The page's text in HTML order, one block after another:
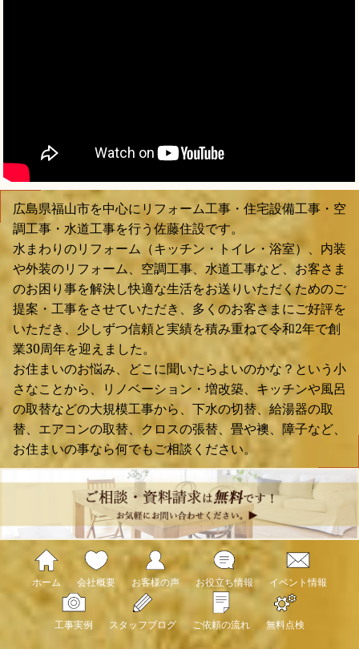
広島県福山市を中心にリフォーム工事・住宅設備工事・空
調工事・水道工事を行う佐藤住設です。
水まわりのリフォーム（キッチン・トイレ・浴室）、内装
や外装のリフォーム、空調工事、水道工事など、お客さま
のお困り事を解決し快適な生活をお送りいただくためのご
提案・工事をさせていただき、多くのお客さまにご好評を
いただき、少しずつ信頼と実績を積み重ねて令和2年で創
業30周年を迎えました。
お住まいのお悩み、どこに聞いたらよいのかな？という小
さなことから、リノベーション・増改築、キッチンや風呂
の取替などの大規模工事から、下水の切替、給湯器の取
替、エアコンの取替、クロスの張替、畳や襖、障子など、
お住まいの事なら何でもご相談ください。
ホーム 会社概要 お客様の声 お役立ち情報 イベント情報
工事実例 スタッフブログ ご依頼の流れ 無料点検